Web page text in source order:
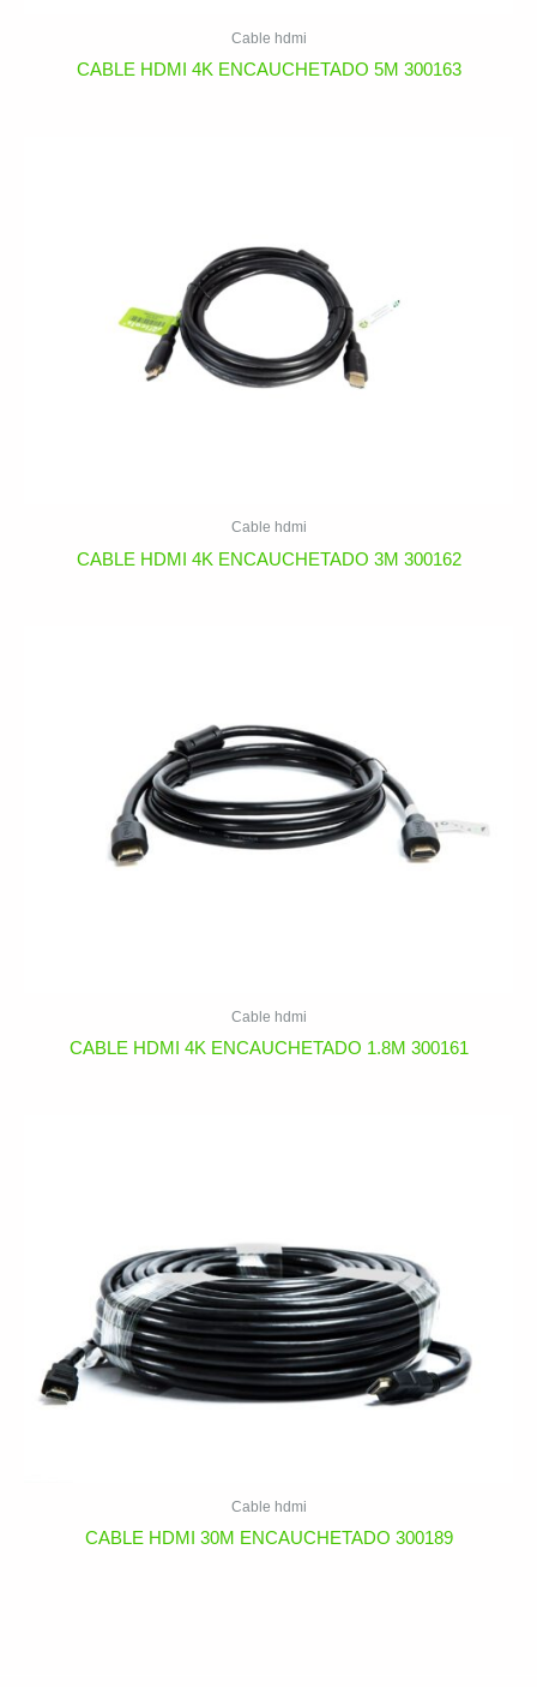
Cable hdmi
CABLE HDMI 4K ENCAUCHETADO 5M 300163
Cable hdmi
CABLE HDMI 4K ENCAUCHETADO 3M 300162
Cable hdmi
CABLE HDMI 4K ENCAUCHETADO 1.8M 300161
Cable hdmi
CABLE HDMI 30M ENCAUCHETADO 300189